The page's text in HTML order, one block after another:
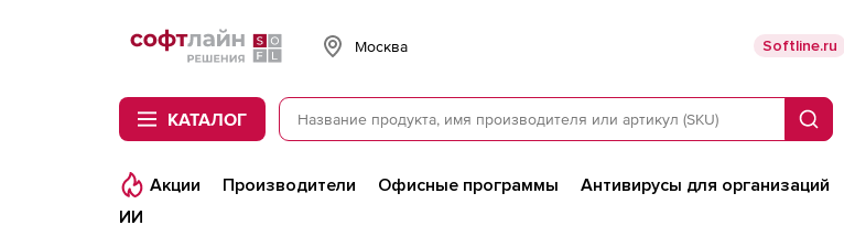
Softline
Москва Softline.ru
КАТАЛОГ Поиск
Акции Производители Офисные программы Антивирусы для организаций
ИИ